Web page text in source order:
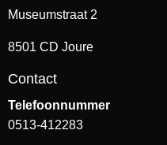
Museumstraat 2
8501 CD Joure
Contact
Telefoonnummer
0513-412283